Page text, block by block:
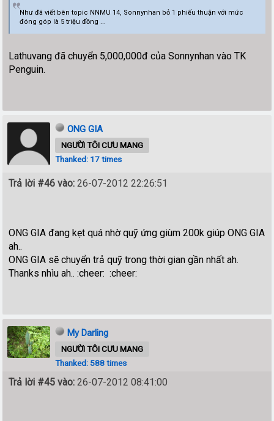
Như đã viết bên topic NNMU 14, Sonnynhan bỏ 1 phiếu thuận với mức
đóng góp là 5 triệu đồng ...
Lathuvang đã chuyển 5,000,000đ của Sonnynhan vào TK
Penguin.
ONG GIA
NGƯỜI TÔI CƯU MANG
Thanked: 17 times
Trả lời #46 vào: 26-07-2012 22:26:51
ONG GIA đang kẹt quá nhờ quỹ ứng giùm 200k giúp ONG GIA
ah..
ONG GIA sẽ chuyển trả quỹ trong thời gian gần nhất ah.
Thanks nhìu ah.. :cheer: :cheer:
My Darling
NGƯỜI TÔI CƯU MANG
Thanked: 588 times
Trả lời #45 vào: 26-07-2012 08:41:00